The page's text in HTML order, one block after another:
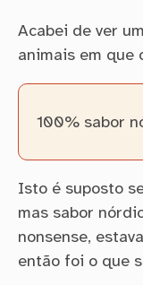
Acabei de ver
animais em que
100% sabor
Isto é suposto
mas sabor
nonsense,
então foi o que